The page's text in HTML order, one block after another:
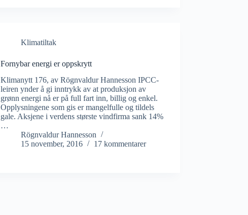
Klimatiltak
Fornybar energi er oppskrytt
Klimanytt 176, av Rögnvaldur Hannesson IPCC-
leiren ynder å gi inntrykk av at produksjon av
grønn energi nå er på full fart inn, billig og enkel.
Opplysningene som gis er mangelfulle og tildels
gale. Aksjene i verdens største vindfirma sank 14%
…
Rögnvaldur Hannesson
15 november, 2016
17 kommentarer